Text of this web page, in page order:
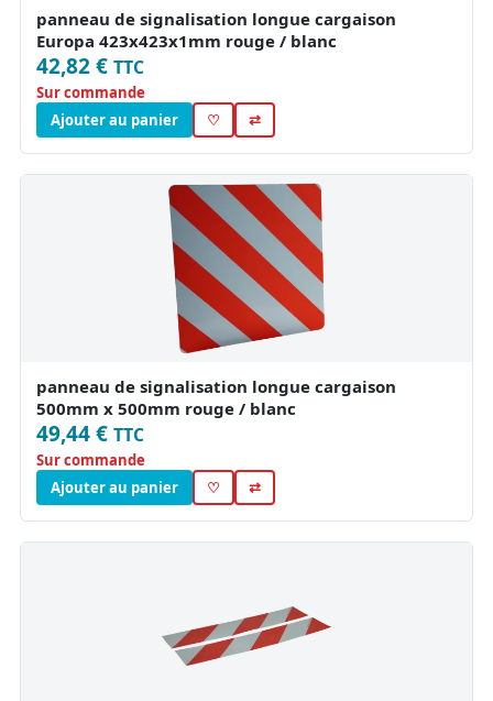
panneau de signalisation longue cargaison
Europa 423x423x1mm rouge / blanc
42,82 € TTC
Sur commande
Ajouter au panier
♡ ⇄
panneau de signalisation longue cargaison
500mm x 500mm rouge / blanc
49,44 € TTC
Sur commande
Ajouter au panier
♡ ⇄